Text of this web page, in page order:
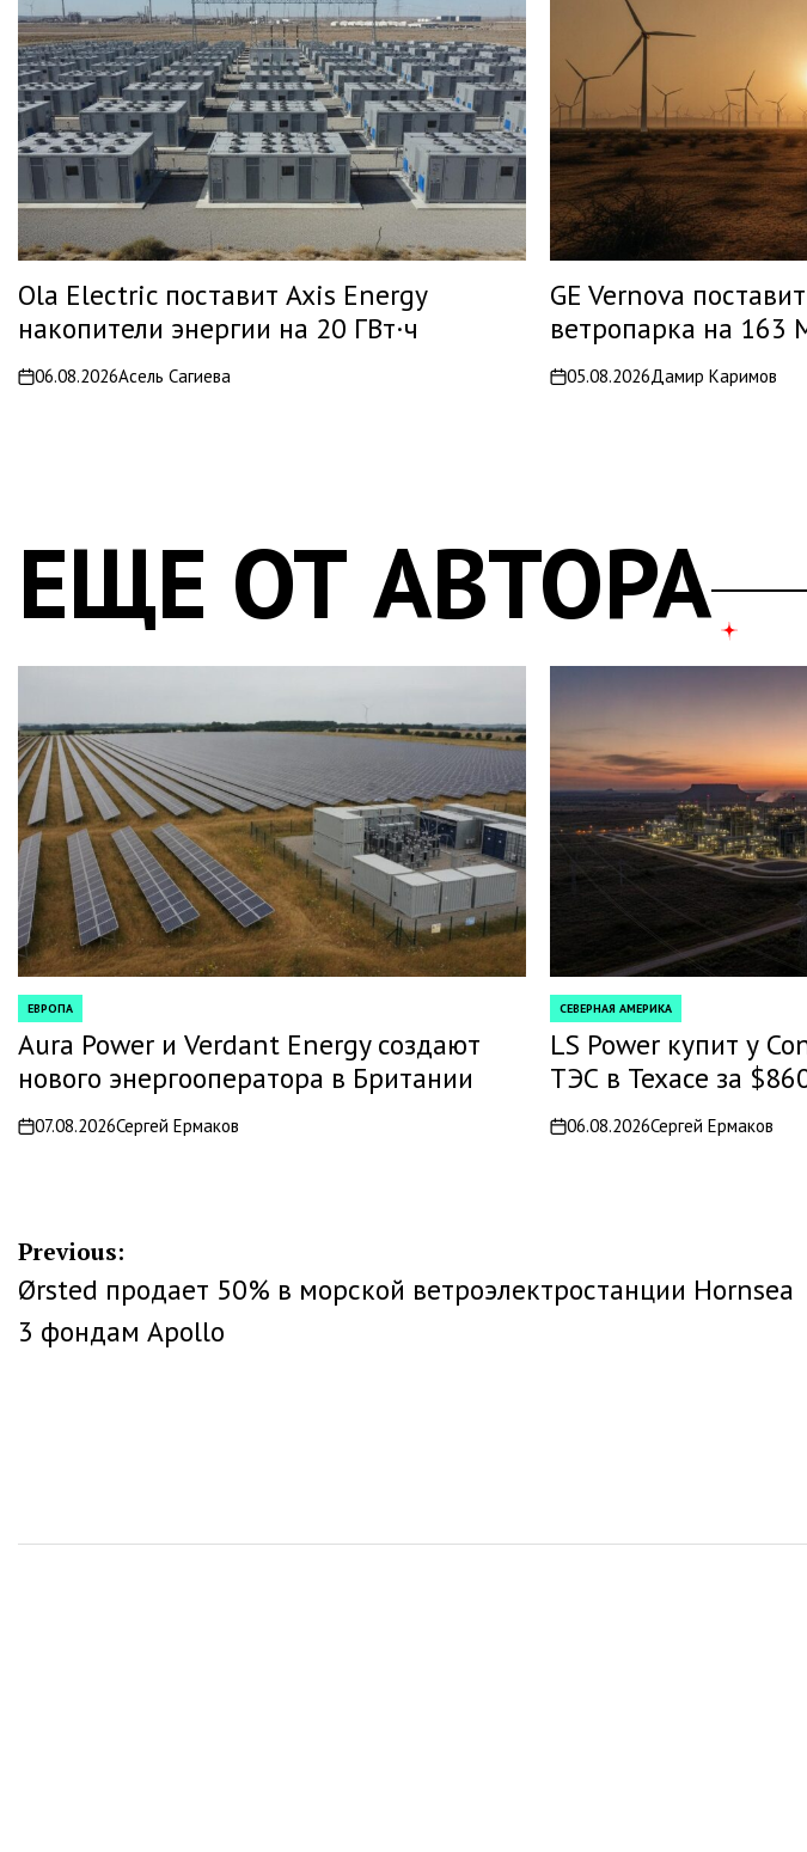
Ola Electric поставит Axis Energy
накопители энергии на 20 ГВт·ч
on06.08.2026Асель Сагиева
GE Vernova
ветропарка на 163
on05.08.2026Дамир Каримов
ЕЩЕ ОТ АВТОРА
POSTED
IN
ЕВРОПА
Aura Power и Verdant Energy создают
нового энергооператора в Британии
on07.08.2026Сергей Ермаков
POSTED
IN
СЕВЕРНАЯ АМЕРИКА
LS Power купит у
ТЭС в Техасе за
on06.08.2026Сергей Ермаков
Навигация
по
записям
Previous:
Ørsted продает 50% в морской ветроэлектростанции Hornsea
3 фондам Apollo